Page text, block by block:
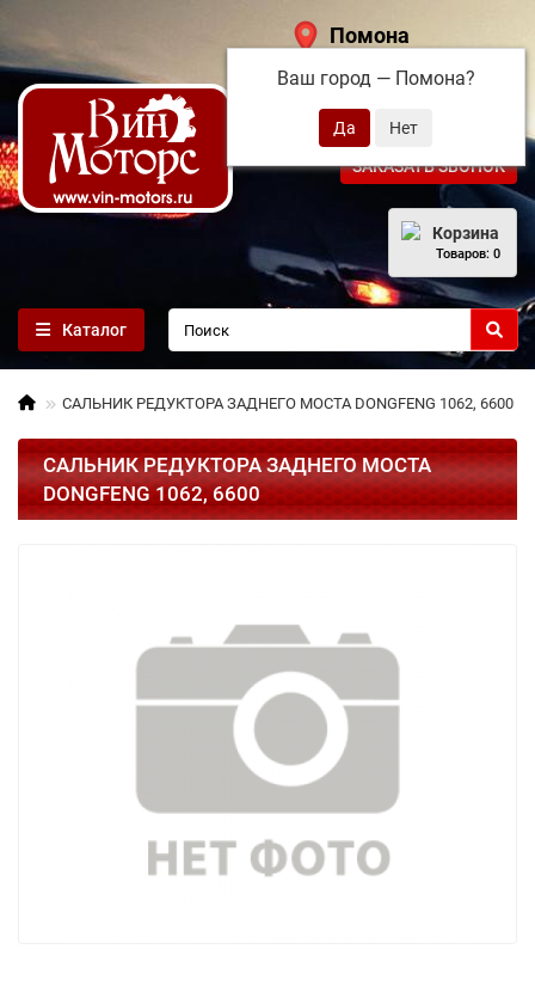
Помона
Ваш город — Помона?
+7 (495) 108-68-71
ЗАКАЗАТЬ ЗВОНОК
Корзина
Товаров: 0
Каталог
САЛЬНИК РЕДУКТОРА ЗАДНЕГО МОСТА DONGFENG 1062, 6600
САЛЬНИК РЕДУКТОРА ЗАДНЕГО МОСТА
DONGFENG 1062, 6600